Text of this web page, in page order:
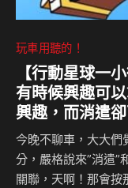
玩車用聽的！
【行動星球⼀
有時候興趣可
興趣，而消遣
今晚不聊車，大大們
分，嚴格說來”消遣”
關聯，天啊！那會按